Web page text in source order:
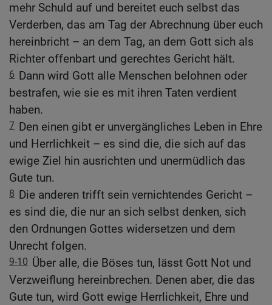
mehr Schuld auf und bereitet euch selbst das
Verderben, das am Tag der Abrechnung über euch
hereinbricht – an dem Tag, an dem Gott sich als
Richter offenbart und gerechtes Gericht hält.
6 Dann wird Gott alle Menschen belohnen oder
bestrafen, wie sie es mit ihren Taten verdient
haben.
7 Den einen gibt er unvergängliches Leben in Ehre
und Herrlichkeit – es sind die, die sich auf das
ewige Ziel hin ausrichten und unermüdlich das
Gute tun.
8 Die anderen trifft sein vernichtendes Gericht –
es sind die, die nur an sich selbst denken, sich
den Ordnungen Gottes widersetzen und dem
Unrecht folgen.
9-10 Über alle, die Böses tun, lässt Gott Not und
Verzweiflung hereinbrechen. Denen aber, die das
Gute tun, wird Gott ewige Herrlichkeit, Ehre und